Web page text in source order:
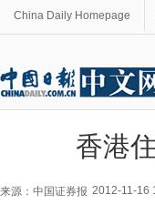
China Daily Homepage
香港
来源：中国证券报 2012-11-16